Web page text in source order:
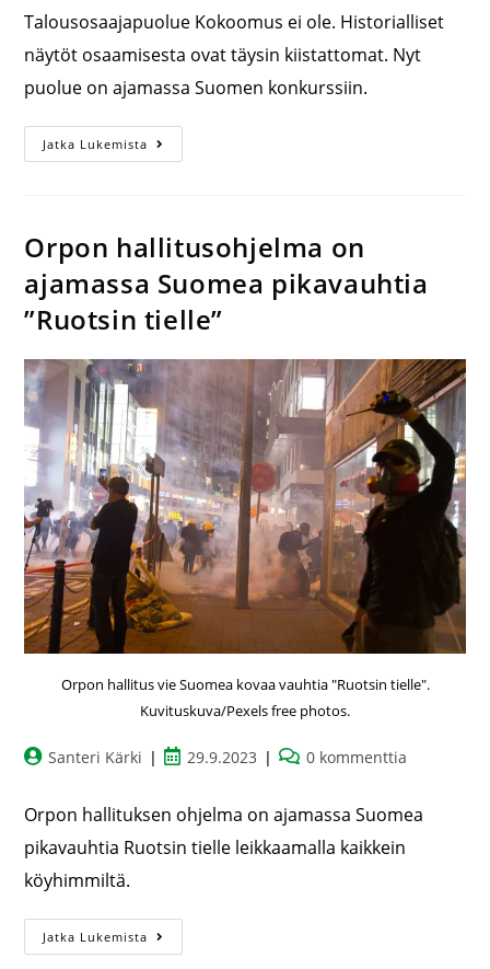
Talousosaajapuolue Kokoomus ei ole. Historialliset
näytöt osaamisesta ovat täysin kiistattomat. Nyt
puolue on ajamassa Suomen konkurssiin.
Jatka Lukemista
Orpon hallitusohjelma on
ajamassa Suomea pikavauhtia
”Ruotsin tielle”
Orpon hallitus vie Suomea kovaa vauhtia "Ruotsin tielle".
Kuvituskuva/Pexels free photos.
Santeri Kärki 29.9.2023 0 kommenttia
Orpon hallituksen ohjelma on ajamassa Suomea
pikavauhtia Ruotsin tielle leikkaamalla kaikkein
köyhimmiltä.
Jatka Lukemista